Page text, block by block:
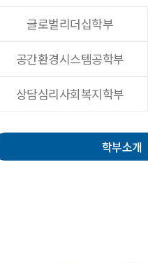
글로벌리더십학부
공간환경시스템공학부
상담심리사회복지학부
학부소개